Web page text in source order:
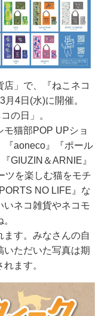
」で、『ねこネコ
4日(水)に開催。
の日」。
モ猫部POP UPショ
『aoneco』『ポール
GIUZIN＆ARNIE』
ツを楽しむ猫をモチ
NO LIFE』な
いネコ雑貨やネコモ
ます。みなさんの自
ただいた写真は期
ます。